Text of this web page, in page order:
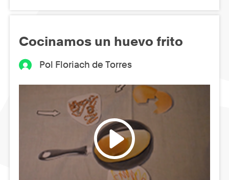
Cocinamos un huevo frito
Pol Floriach de Torres